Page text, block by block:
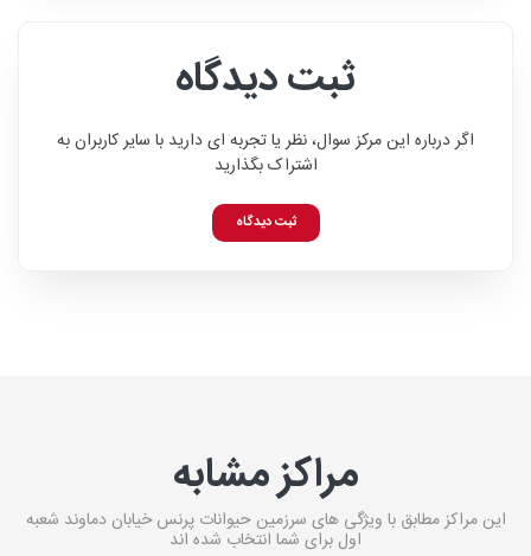
ثبت دیدگاه
اگر درباره این مرکز سوال، نظر یا تجربه ای دارید با سایر کاربران به
اشتراک بگذارید
ثبت دیدگاه
مراکز مشابه
این مراکز مطابق با ویژگی های سرزمین حیوانات پرنس خیابان دماوند شعبه
اول برای شما انتخاب شده اند